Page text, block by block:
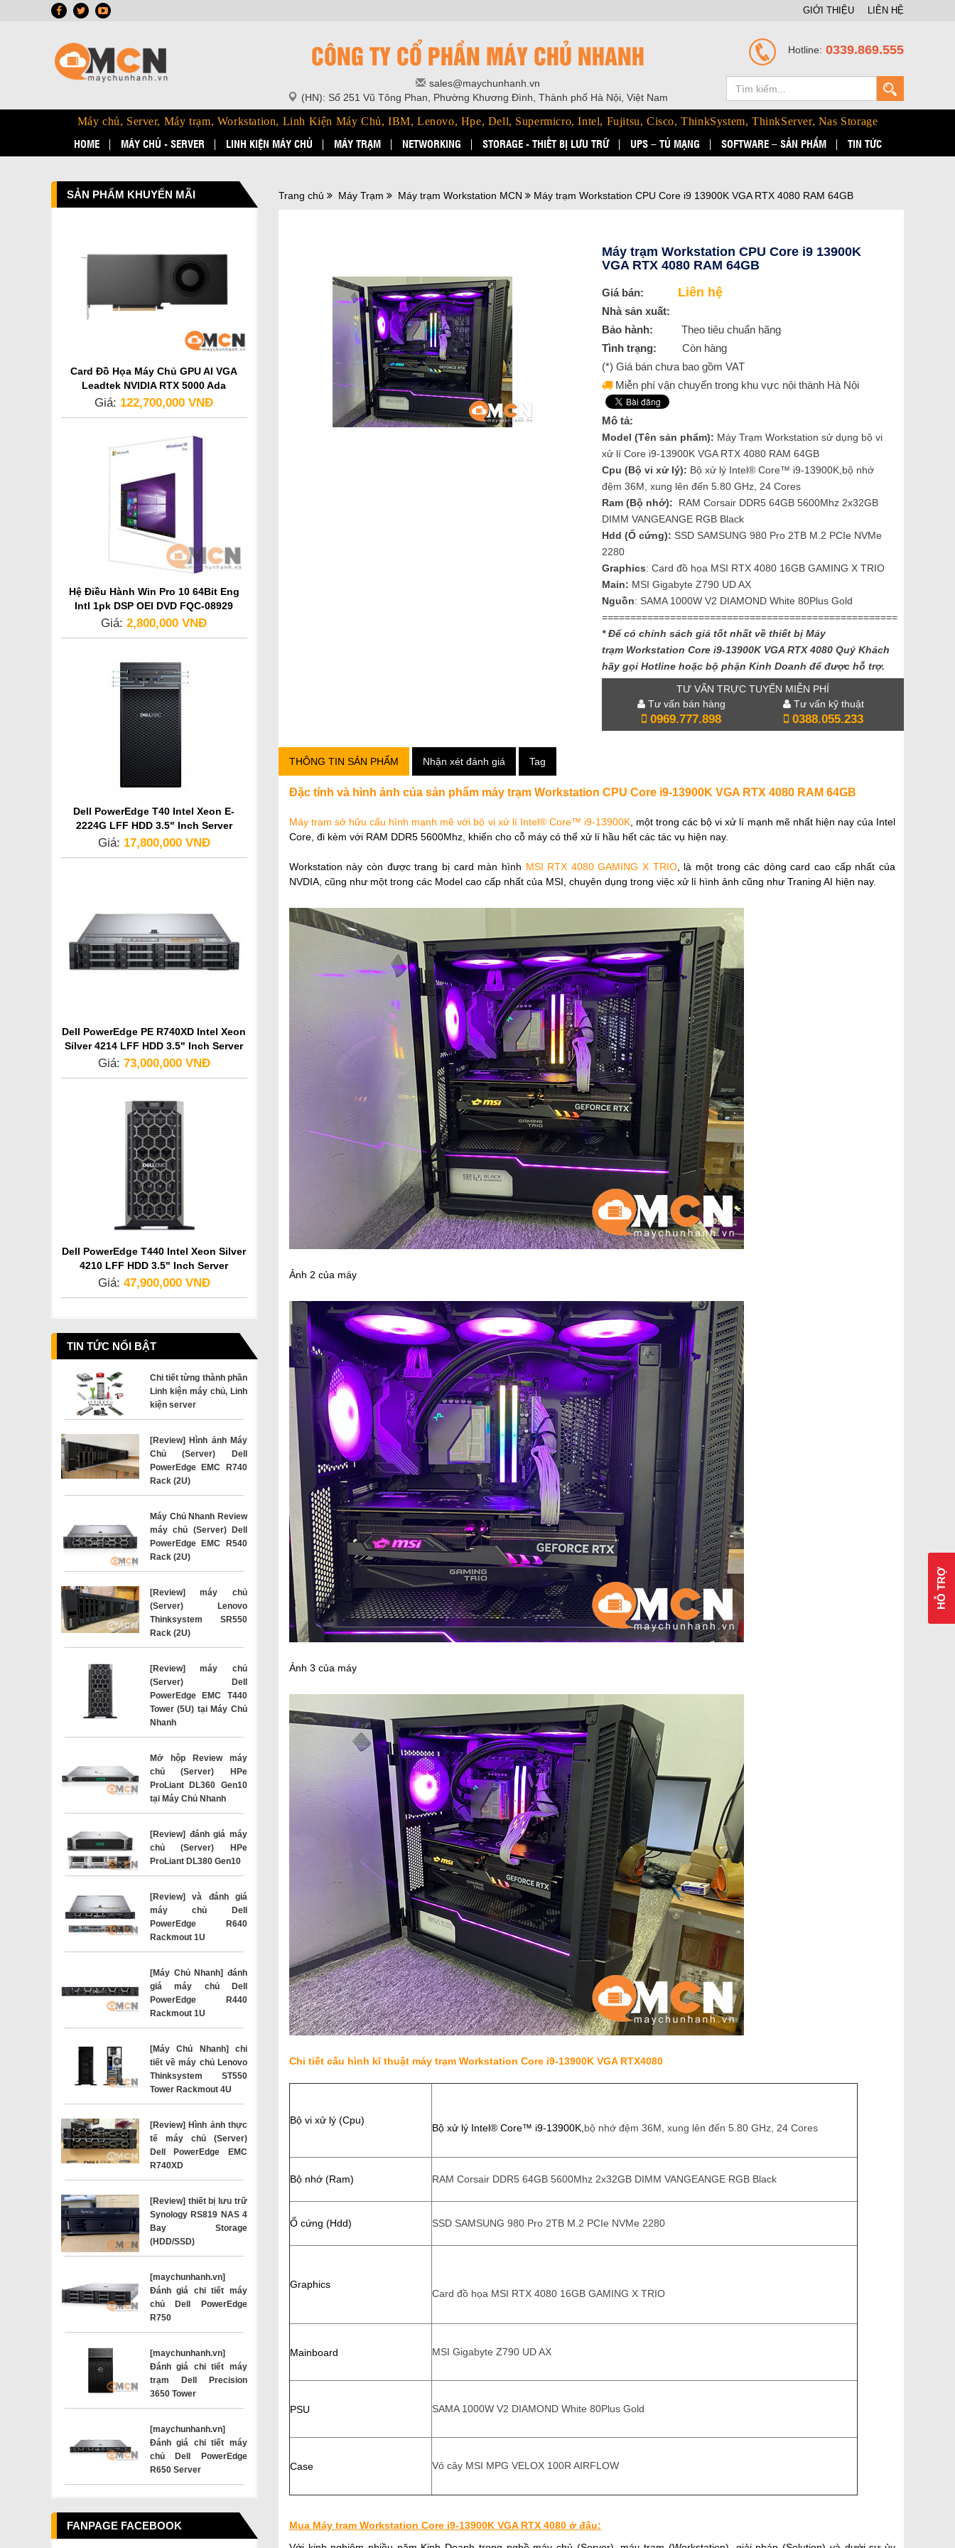
GIỚI THIỆU LIÊN HỆ
CÔNG TY CỔ PHẦN MÁY CHỦ NHANH
sales@maychunhanh.vn
(HN): Số 251 Vũ Tông Phan, Phường Khương Đình, Thành phố Hà Nội, Việt Nam
Hotline: 0339.869.555
Máy chủ, Server, Máy trạm, Workstation, Linh Kiện Máy Chủ, IBM, Lenovo, Hpe, Dell, Supermicro, Intel, Fujitsu, Cisco, ThinkSystem, ThinkServer, Nas Storage
HOME MÁY CHỦ - SERVER LINH KIỆN MÁY CHỦ MÁY TRẠM NETWORKING STORAGE - THIẾT BỊ LƯU TRỮ UPS – TỦ MẠNG SOFTWARE – SẢN PHẨM TIN TỨC
HỖ TRỢ
SẢN PHẨM KHUYẾN MÃI
Card Đồ Họa Máy Chủ GPU AI VGA
Leadtek NVIDIA RTX 5000 Ada
Generation
Giá: 122,700,000 VNĐ
Hệ Điều Hành Win Pro 10 64Bit Eng
Intl 1pk DSP OEI DVD FQC-08929
Giá:2,800,000 VNĐ
Dell PowerEdge T40 Intel Xeon E-
2224G LFF HDD 3.5" Inch Server
Giá: 17,800,000 VNĐ
Dell PowerEdge PE R740XD Intel Xeon
Silver 4214 LFF HDD 3.5" Inch Server
Giá: 73,000,000 VNĐ
Dell PowerEdge T440 Intel Xeon Silver
4210 LFF HDD 3.5" Inch Server
Giá: 47,900,000 VNĐ
TIN TỨC NỔI BẬT
Chi tiết từng thành phần
Linh kiện máy chủ, Linh
kiện server
[Review] Hình ảnh Máy
Chủ (Server) Dell
PowerEdge EMC R740
Rack (2U)
Máy Chủ Nhanh Review
máy chủ (Server) Dell
PowerEdge EMC R540
Rack (2U)
[Review] máy chủ
(Server) Lenovo
Thinksystem SR550
Rack (2U)
[Review] máy chủ
(Server) Dell
PowerEdge EMC T440
Tower (5U) tại Máy Chủ
Nhanh
Mở hộp Review máy
chủ (Server) HPe
ProLiant DL360 Gen10
tại Máy Chủ Nhanh
[Review] đánh giá máy
chủ (Server) HPe
ProLiant DL380 Gen10
[Review] và đánh giá
máy chủ Dell
PowerEdge R640
Rackmout 1U
[Máy Chủ Nhanh] đánh
giá máy chủ Dell
PowerEdge R440
Rackmout 1U
[Máy Chủ Nhanh] chi
tiết về máy chủ Lenovo
Thinksystem ST550
Tower Rackmout 4U
[Review] Hình ảnh thực
tế máy chủ (Server)
Dell PowerEdge EMC
R740XD
[Review] thiết bị lưu trữ
Synology RS819 NAS 4
Bay Storage
(HDD/SSD)
[maychunhanh.vn]
Đánh giá chi tiết máy
chủ Dell PowerEdge
R750
[maychunhanh.vn]
Đánh giá chi tiết máy
trạm Dell Precision
3650 Tower
[maychunhanh.vn]
Đánh giá chi tiết máy
chủ Dell PowerEdge
R650 Server
FANPAGE FACEBOOK
Trang chủ Máy Trạm Máy trạm Workstation MCN Máy trạm Workstation CPU Core i9 13900K VGA RTX 4080 RAM 64GB
Máy trạm Workstation CPU Core i9 13900K
VGA RTX 4080 RAM 64GB
Giá bán: Liên hệ
Nhà sản xuất:
Bảo hành: Theo tiêu chuẩn hãng
Tình trạng: Còn hàng
(*) Giá bán chưa bao gồm VAT
Miễn phí vận chuyển trong khu vực nội thành Hà Nội
Mô tả:
Model (Tên sản phẩm): Máy Trạm Workstation sử dụng bộ vi
xử lí Core i9-13900K VGA RTX 4080 RAM 64GB
Cpu (Bộ vi xử lý): Bộ xử lý Intel® Core™ i9-13900K,bộ nhớ
đệm 36M, xung lên đến 5.80 GHz, 24 Cores
Ram (Bộ nhớ):
RAM Corsair DDR5 64GB 5600Mhz 2x32GB
DIMM VANGEANGE RGB Black
Hdd (Ổ cứng): SSD SAMSUNG 980 Pro 2TB M.2 PCIe NVMe
2280
Graphics: Card đồ họa MSI RTX 4080 16GB GAMING X TRIO
Main: MSI Gigabyte Z790 UD AX
Nguồn: SAMA 1000W V2 DIAMOND White 80Plus Gold
====================================================
* Để có chính sách giá tốt nhất về thiết bị Máy
trạm Workstation Core i9-13900K VGA RTX 4080 Quý Khách
hãy gọi Hotline hoặc bộ phận Kinh Doanh để được hỗ trợ.
TƯ VẤN TRỰC TUYẾN MIỄN PHÍ
Tư vấn bán hàng
0969.777.898
Tư vấn kỹ thuật
0388.055.233
THÔNG TIN SẢN PHẨM Nhận xét đánh giá Tag
Đặc tính và hình ảnh của sản phẩm máy trạm Workstation CPU Core i9-13900K VGA RTX 4080 RAM 64GB
Máy trạm sở hữu cấu hình mạnh mẽ với bộ vi xử lí Intel® Core™ i9-13900K, một trong các bộ vi xử lí mạnh mẽ nhất hiện nay của Intel
Core, đi kèm với RAM DDR5 5600Mhz, khiến cho cỗ máy có thể xử lí hầu hết các tác vụ hiện nay.
Workstation này còn được trang bị card màn hình MSI RTX 4080 GAMING X TRIO, là một trong các dòng card cao cấp nhất của
NVDIA, cũng như một trong các Model cao cấp nhất của MSI, chuyên dụng trong việc xử lí hình ảnh cũng như Traning AI hiện nay.
Ảnh 2 của máy
Ảnh 3 của máy
Chi tiết cấu hình kĩ thuật máy trạm Workstation Core i9-13900K VGA RTX4080
Bộ vi xử lý (Cpu)
Bộ xử lý Intel® Core™ i9-13900K, bộ nhớ đệm 36M, xung lên đến 5.80 GHz, 24 Cores
Bộ nhớ (Ram) RAM Corsair DDR5 64GB 5600Mhz 2x32GB DIMM VANGEANGE RGB Black
Ổ cứng (Hdd) SSD SAMSUNG 980 Pro 2TB M.2 PCIe NVMe 2280
Graphics
Card đồ họa MSI RTX 4080 16GB GAMING X TRIO
Mainboard MSI Gigabyte Z790 UD AX
PSU SAMA 1000W V2 DIAMOND White 80Plus Gold
Case Vỏ cây MSI MPG VELOX 100R AIRFLOW
Mua Máy trạm Workstation Core i9-13900K VGA RTX 4080 ở đâu: